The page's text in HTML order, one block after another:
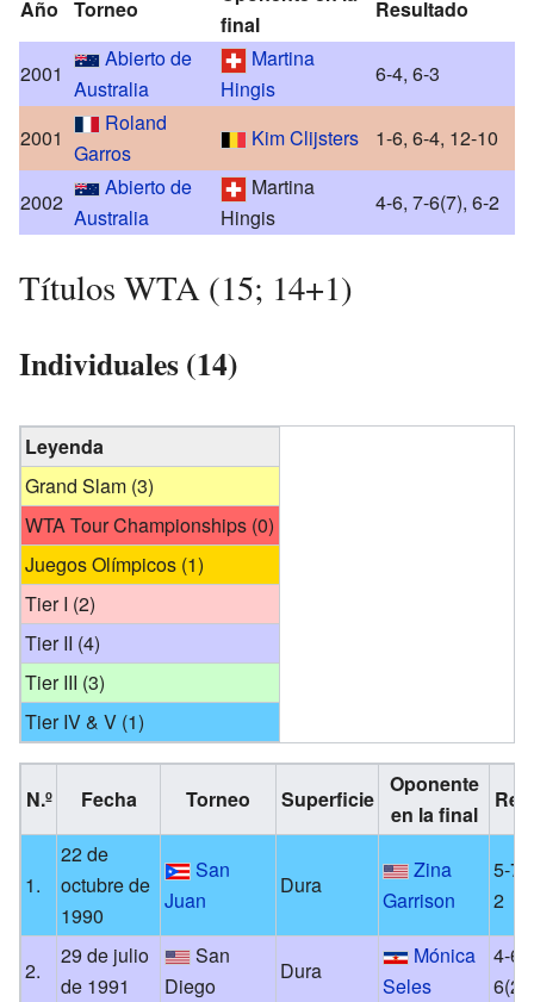
Año Torneo
final
Resultado
2001
Abierto de
Australia
Martina
Hingis
6-4, 6-3
2001
Roland
Garros
Kim Clijsters 1-6, 6-4, 12-10
2002
Abierto de
Australia
Martina
Hingis
4-6, 7-6(7), 6-2
Títulos WTA (15; 14+1)
Individuales (14)
Leyenda
Grand Slam (3)
WTA Tour Championships (0)
Juegos Olímpicos (1)
Tier I (2)
Tier II (4)
Tier III (3)
Tier IV & V (1)
N.º Fecha Torneo Superficie
Oponente
en la final
1.
22 de
octubre de
1990
San
Juan
Dura
Zina
Garrison
5-7,
2
2.
29 de julio
de 1991
San
Diego
Dura
Mónica
Seles
4-6,
6(2)